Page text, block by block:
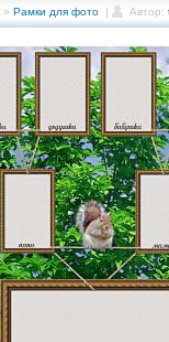
» Рамки для фото | Автор: